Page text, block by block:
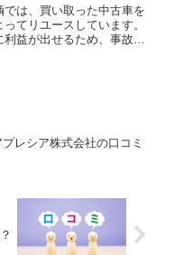
では、買い取った中古車を
てリユースしています。
利益が出せるため、事故車
レシア株式会社の口コミ